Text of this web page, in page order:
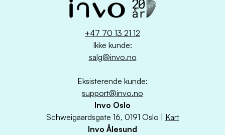
+47 70 13 21 12
Ikke kunde:
salg@invo.no
Eksisterende kunde:
support@invo.no
Invo Oslo
Schweigaardsgate 16, 0191 Oslo | Kart
Invo Ålesund